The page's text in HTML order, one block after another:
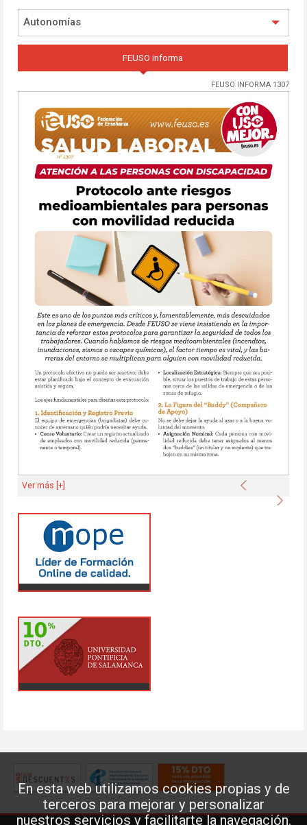
En esta web utilizamos cookies propias y de
terceros para mejorar y personalizar
nuestros servicios y facilitarte la navegación.
Autonomías
FEUSO informa
FEUSO INFORMA 1307
Anterior
Ver más [+]